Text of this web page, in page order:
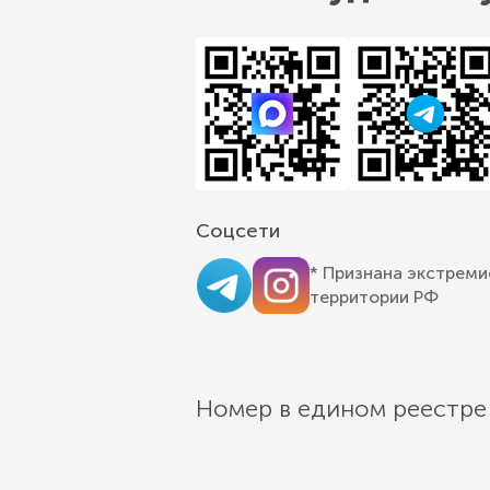
Соцсети
* Признана
территории РФ
Номер в едином